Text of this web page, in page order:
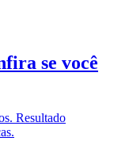
se você
Resultado